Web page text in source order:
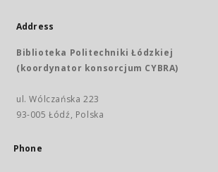
Address
Biblioteka Politechniki Łódzkiej
(koordynator konsorcjum CYBRA)
ul. Wólczańska 223
93-005 Łódź, Polska
Phone